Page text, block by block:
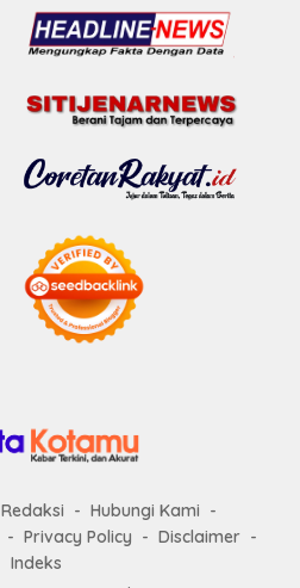
Redaksi
Hubungi Kami
Privacy Policy
Disclaimer
Indeks